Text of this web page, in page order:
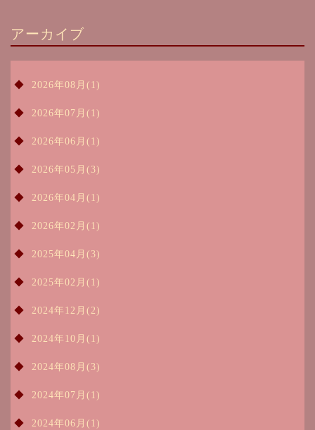
アーカイブ
2026年08月(1)
2026年07月(1)
2026年06月(1)
2026年05月(3)
2026年04月(1)
2026年02月(1)
2025年04月(3)
2025年02月(1)
2024年12月(2)
2024年10月(1)
2024年08月(3)
2024年07月(1)
2024年06月(1)